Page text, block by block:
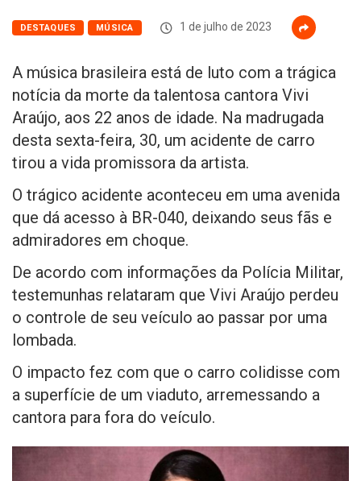
DESTAQUES MÚSICA 1 de julho de 2023
A música brasileira está de luto com a trágica
notícia da morte da talentosa cantora Vivi
Araújo, aos 22 anos de idade. Na madrugada
desta sexta-feira, 30, um acidente de carro
tirou a vida promissora da artista.
O trágico acidente aconteceu em uma avenida
que dá acesso à BR-040, deixando seus fãs e
admiradores em choque.
De acordo com informações da Polícia Militar,
testemunhas relataram que Vivi Araújo perdeu
o controle de seu veículo ao passar por uma
lombada.
O impacto fez com que o carro colidisse com
a superfície de um viaduto, arremessando a
cantora para fora do veículo.